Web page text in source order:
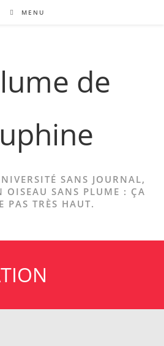
MENU
de
SANS JOURNAL,
OISEAU SANS PLUME : ÇA
PAS TRÈS HAUT.